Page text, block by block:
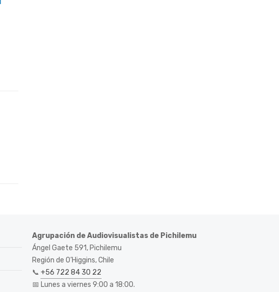
Agrupación de Audiovisualistas de Pichilemu
Ángel Gaete 591, Pichilemu
Región de O’Higgins, Chile
📞 +56 722 84 30 22
📅 Lunes a viernes 9:00 a 18:00.